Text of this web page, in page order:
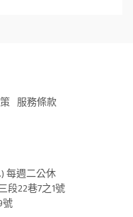
服務條款
每週二公休
段22巷7之1號
號